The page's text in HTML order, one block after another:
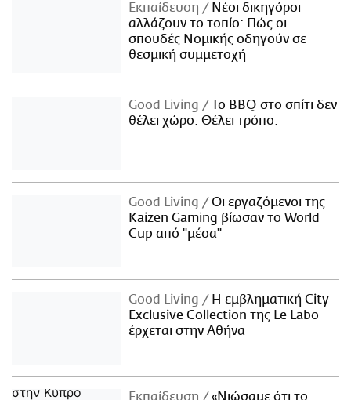
Εκπαίδευση
Νέοι δικηγόροι
αλλάζουν το τοπίο: Πώς οι
σπουδές Νομικής οδηγούν σε
θεσμική συμμετοχή
Good Living
Το BBQ στο σπίτι δεν
θέλει χώρο. Θέλει τρόπο.
Good Living
Οι εργαζόμενοι της
Kaizen Gaming βίωσαν το World
Cup από "μέσα"
Good Living
Η εμβληματική City
Exclusive Collection της Le Labo
έρχεται στην Αθήνα
Εκπαίδευση
«Νιώσαμε ότι το